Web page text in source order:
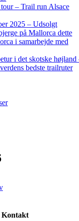
– Trail run Alsace
2025 – Udsolgt
på Mallorca dette
i samarbejde med
i det skotske højland
bedste trailruter
Kontakt